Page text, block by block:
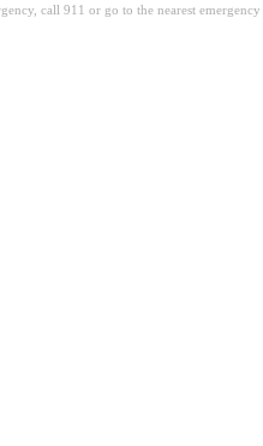
call 911 or go to the nearest emergency